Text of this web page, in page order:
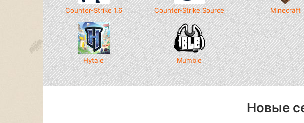
Counter-Strike 1.6 Counter-Strike Source Minecraft
Hytale Mumble
Новые